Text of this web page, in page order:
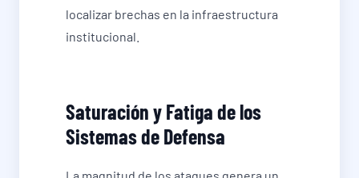
localizar brechas en la infraestructura
institucional.
Saturación y Fatiga de los
Sistemas de Defensa